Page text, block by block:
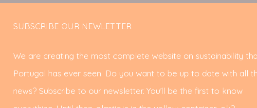
SUBSCRIBE OUR NEWLETTER
We are creating the most complete website on sustainability
Portugal has ever seen. Do you want to be up to date with all
news? Subscribe to our newsletter. You'll be the first to know